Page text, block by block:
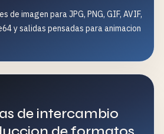
de imagen para JPG, PNG, GIF, AVIF,
y salidas pensadas para animacion
de intercambio